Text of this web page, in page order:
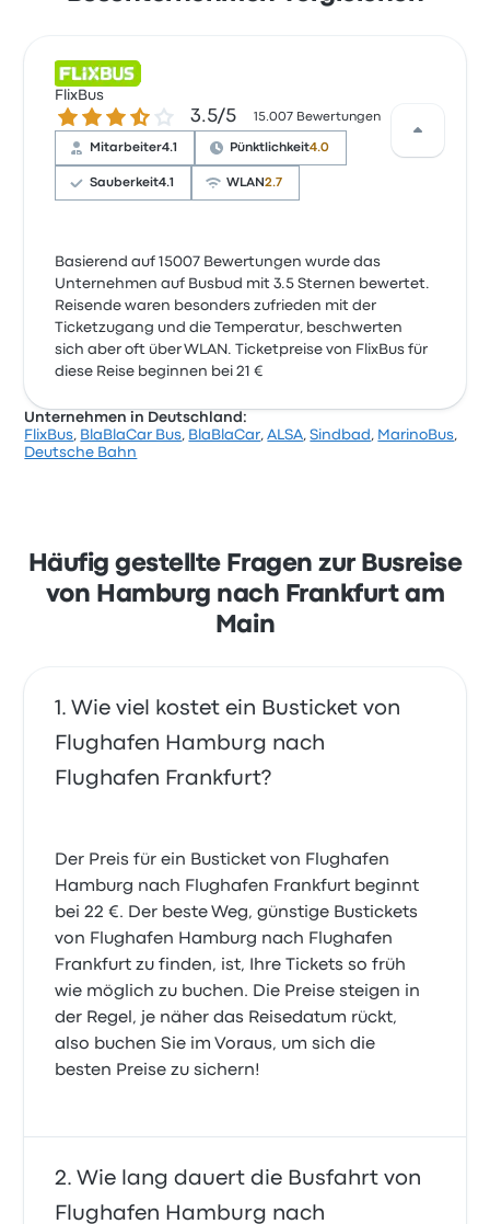
FlixBus
3.5 von 5 Sternen3.5/5 15.007 Bewertungen
Mitarbeiter4.1 Pünktlichkeit4.0
Sauberkeit4.1 WLAN2.7
Basierend auf 15007 Bewertungen wurde das
Unternehmen auf Busbud mit 3.5 Sternen bewertet.
Reisende waren besonders zufrieden mit der
Ticketzugang und die Temperatur, beschwerten
sich aber oft über WLAN. Ticketpreise von FlixBus für
diese Reise beginnen bei 21 €
Unternehmen in Deutschland:
FlixBus, BlaBlaCar Bus, BlaBlaCar,ALSA,Sindbad , MarinoBus,
Deutsche Bahn
Häufig gestellte Fragen zur Busreise
von Hamburg nach Frankfurt am
Main
Wie viel kostet ein Busticket von
Flughafen Hamburg nach
Flughafen Frankfurt?
Der Preis für ein Busticket von Flughafen
Hamburg nach Flughafen Frankfurt beginnt
bei 22 €. Der beste Weg, günstige Bustickets
von Flughafen Hamburg nach Flughafen
Frankfurt zu finden, ist, Ihre Tickets so früh
wie möglich zu buchen. Die Preise steigen in
der Regel, je näher das Reisedatum rückt,
also buchen Sie im Voraus, um sich die
besten Preise zu sichern!
Wie lang dauert die Busfahrt von
Flughafen Hamburg nach